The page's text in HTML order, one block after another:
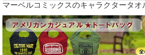
マーベルコミックスのキャラクタータオ